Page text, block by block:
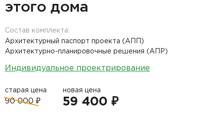
этого дома
Состав комплекта:
Архитектурный паспорт проекта (АПП)
Архитектурно-планировочные решения (АПР)
Индивидуальное проектрирование
старая цена
90 000 ₽
новая цена
59 400 ₽